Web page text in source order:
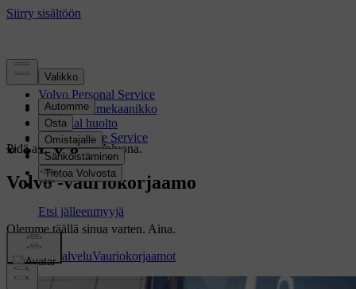
Volvo Personal Service
Volvo Omamekaanikko
Essential huolto
Volvo Mobile Service
Vauriokorjaus
Pidä autosi 100% Volvona.
Volvo -vauriokorjaamo
Olemme täällä sinua varten. Aina.
Volvo TiepalveluVauriokorjaamot